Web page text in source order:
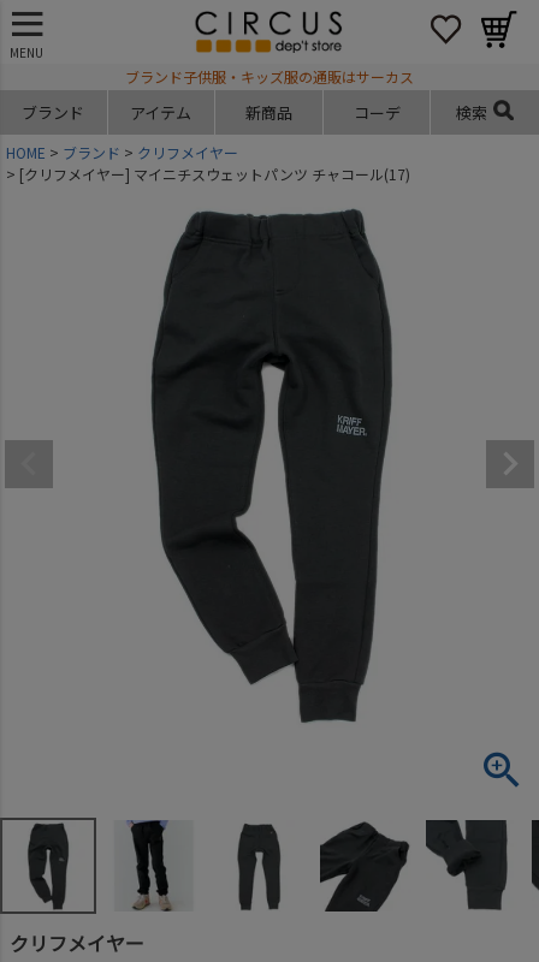
MENU
ブランド子供服・キッズ服の通販はサーカス
ブランド アイテム 新商品 コーデ 検索
HOME ブランド
クリフメイヤー
[クリフメイヤー] マイニチスウェットパンツ チャコール(17)
クリフメイヤー